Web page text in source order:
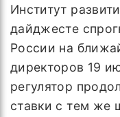
Институт
дайджесте
России на
директоров 19
регулятор
ставки с тем же